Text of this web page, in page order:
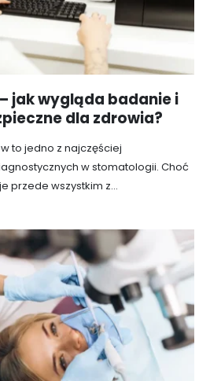
– jak wygląda badanie i
dla zdrowia?
to jedno z najczęściej
w stomatologii. Choć
przede wszystkim z...